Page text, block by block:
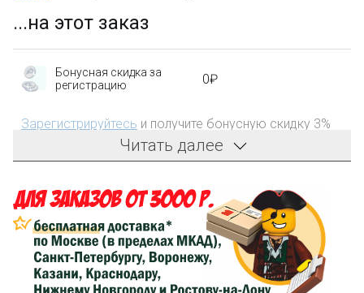
...на этот заказ
Бонусная скидка за
регистрацию
0₽
Зарегистрируйтесь и получите бонусную скидку 3%
на первый заказ!
затрат на доставку
Сделайте заказ на сумму не менее 3 000₽, оплатите
его на карту Сбербанка и получите 150₽ на
компенсацию доставки.
Читать далее